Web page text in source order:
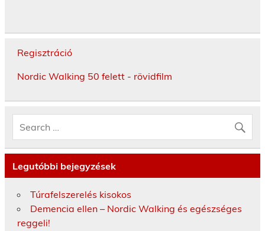
Regisztráció
Nordic Walking 50 felett - rövidfilm
Legutóbbi bejegyzések
Túrafelszerelés kisokos
Demencia ellen – Nordic Walking és egészséges
reggeli!